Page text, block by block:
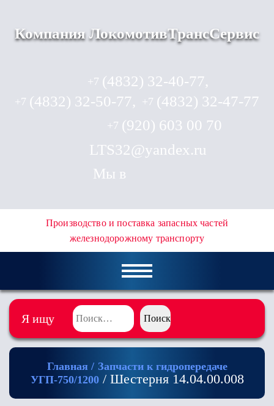
Компания ЛокомотивТрансСервис
+7 (4832) 32-40-77,
+7 (4832) 32-50-77, +7 (4832) 32-47-77
+7 (920) 603 00 70
LTS32@yandex.ru
Мы в
Производство и поставка запасных частей
железнодорожному транспорту
Я ищу
Главная/ Запчасти к гидропередаче
УГП-750/1200/ Шестерня 14.04.00.008